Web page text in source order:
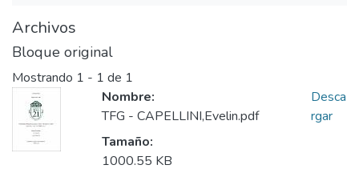
Archivos
Bloque original
Mostrando 1 - 1 de 1
Nombre:
TFG - CAPELLINI,Evelin.pdf
Tamaño:
1000.55 KB
Desca
rgar